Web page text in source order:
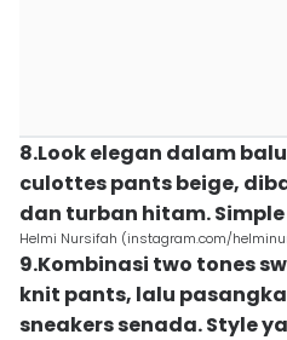
8.Look elegan dalam
culottes pants beige,
dan turban hitam.
Helmi Nursifah (instagram.com/
9.Kombinasi two tones
knit pants, lalu
sneakers senada. Style